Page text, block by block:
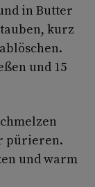
in Butter
kurz
und 15
pürieren.
und warm